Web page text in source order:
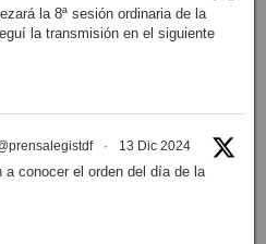
la 8ª sesión ordinaria de la
la transmisión en el siguiente
· 13 Dic 2024
a conocer el orden del día de la